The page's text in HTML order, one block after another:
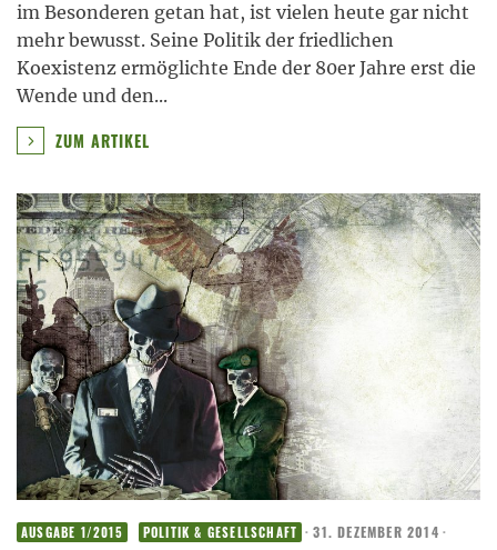
im Besonderen getan hat, ist vielen heute gar nicht
mehr bewusst. Seine Politik der friedlichen
Koexistenz ermöglichte Ende der 80er Jahre erst die
Wende und den...
ZUM ARTIKEL
AUSGABE 1/2015 POLITIK & GESELLSCHAFT · 31. DEZEMBER 2014 ·